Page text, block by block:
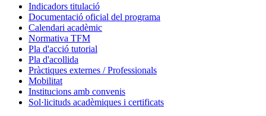
Indicadors titulació
Documentació oficial del programa
Calendari acadèmic
Normativa TFM
Pla d'acció tutorial
Pla d'acollida
Pràctiques externes / Professionals
Mobilitat
Institucions amb convenis
Sol·licituds acadèmiques i certificats